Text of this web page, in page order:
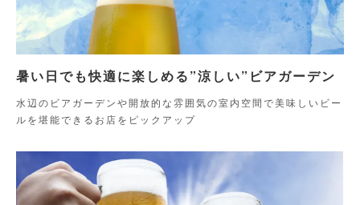
暑い日でも快適に楽しめる”涼しい”ビアガーデン
水辺のビアガーデンや開放的な雰囲気の室内空間で美味しいビー
ルを堪能できるお店をピックアップ